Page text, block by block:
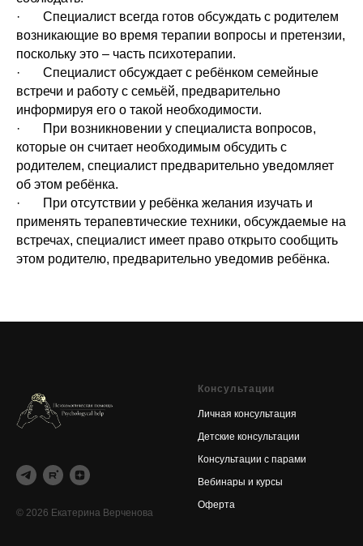
· Специалист всегда готов обсуждать с родителем
возникающие во время терапии вопросы и претензии,
поскольку это – часть психотерапии.
· Специалист обсуждает с ребёнком семейные
встречи и работу с семьёй, предварительно
информируя его о такой необходимости.
· При возникновении у специалиста вопросов,
которые он считает необходимым обсудить с
родителем, специалист предварительно уведомляет
об этом ребёнка.
· При отсутствии у ребёнка желания изучать и
применять терапевтические техники, обсуждаемые на
встречах, специалист имеет право открыто сообщить
этом родителю, предварительно уведомив ребёнка.
© 2026 Екатерина Верченова
Консультации
Личная консультация
Детские консультации
Консультации с парами
Вебинары и курсы
Оферта